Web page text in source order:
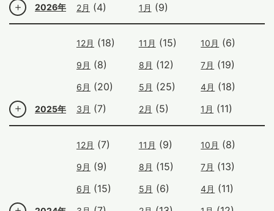
2026年 2月 (4) 1月 (9)
2025年
12月 (18) 11月 (15) 10月 (6)
9月 (8) 8月 (12) 7月 (19)
6月 (20) 5月 (25) 4月 (18)
3月 (7) 2月 (5) 1月 (11)
12月 (7) 11月 (9) 10月 (8)
9月 (9) 8月 (15) 7月 (13)
6月 (15) 5月 (6) 4月 (11)